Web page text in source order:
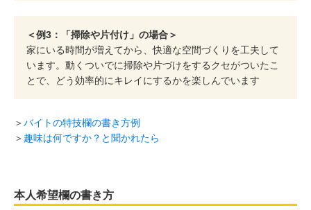
＜例3：「掃除や片付け」の場合＞
家にいる時間が増えてから、快適な空間づくりを工夫して
います。動くついでに掃除や片づけをするクセがついたこ
とで、どう効率的にキレイにするかを楽しんでいます
＞バイトの特技欄の書き方例
＞ 趣味は何ですか？と聞かれたら
本人希望欄の書き方